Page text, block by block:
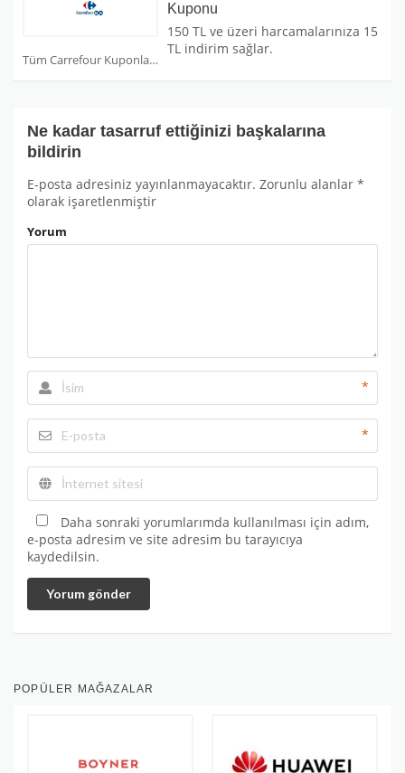
Tüm Carrefour Kuponları
Kuponu
150 TL ve üzeri harcamalarınıza 15
TL indirim sağlar.
Ne kadar tasarruf ettiğinizi başkalarına
bildirin
E-posta adresiniz yayınlanmayacaktır. Zorunlu alanlar *
olarak işaretlenmiştir
Yorum
*
*
Daha sonraki yorumlarımda kullanılması için adım,
e-posta adresim ve site adresim bu tarayıcıya
kaydedilsin.
Yorum gönder
POPÜLER MAĞAZALAR